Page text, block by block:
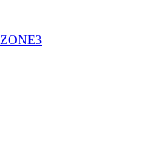
ZONE3